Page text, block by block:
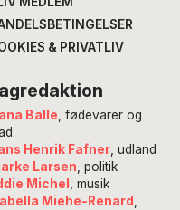
& PRIVATLIV
Balle, fødevarer og
Henrik Fafner, udland
Larsen, politik
Michel , musik
Miehe-Renard ,